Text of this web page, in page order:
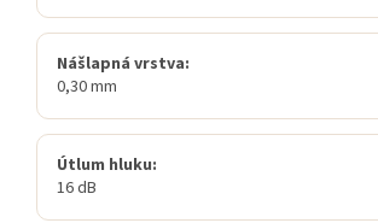
Nášlapná vrstva:
0,30 mm
Útlum hluku:
16 dB